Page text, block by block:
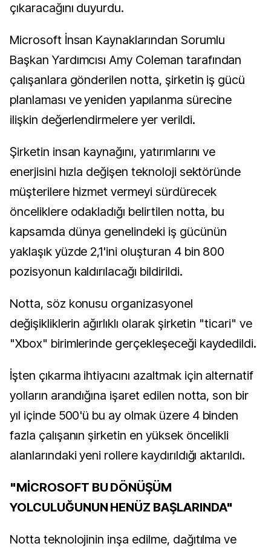
çıkaracağını duyurdu.
Microsoft İnsan Kaynaklarından Sorumlu
Başkan Yardımcısı Amy Coleman tarafından
çalışanlara gönderilen notta, şirketin iş gücü
planlaması ve yeniden yapılanma sürecine
ilişkin değerlendirmelere yer verildi.
Şirketin insan kaynağını, yatırımlarını ve
enerjisini hızla değişen teknoloji sektöründe
müşterilere hizmet vermeyi sürdürecek
önceliklere odakladığı belirtilen notta, bu
kapsamda dünya genelindeki iş gücünün
yaklaşık yüzde 2,1'ini oluşturan 4 bin 800
pozisyonun kaldırılacağı bildirildi.
Notta, söz konusu organizasyonel
değişikliklerin ağırlıklı olarak şirketin "ticari" ve
"Xbox" birimlerinde gerçekleşeceği kaydedildi.
İşten çıkarma ihtiyacını azaltmak için alternatif
yolların arandığına işaret edilen notta, son bir
yıl içinde 500'ü bu ay olmak üzere 4 binden
fazla çalışanın şirketin en yüksek öncelikli
alanlarındaki yeni rollere kaydırıldığı aktarıldı.
"MİCROSOFT BU DÖNÜŞÜM
YOLCULUĞUNUN HENÜZ BAŞLARINDA"
Notta teknolojinin inşa edilme, dağıtılma ve